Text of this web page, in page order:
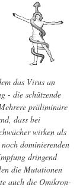
das Virus an
- die schützende
präliminäre
dass bei
wirken als
dominierenden
dringend
die Mutationen
auch die Omikron-